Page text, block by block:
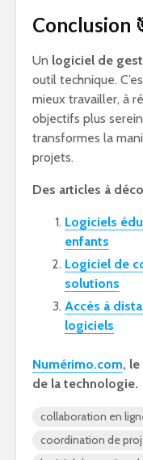
Conclusion
Un logiciel de
outil technique.
mieux travailler, à
objectifs plus
transformes la
projets.
Des articles à
Logiciels
enfants
Logiciel de
solutions
Accès à
logiciels
Numérimo.com,
de la technologie.
collaboration en
coordination de